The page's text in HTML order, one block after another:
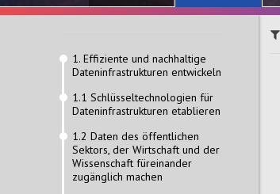
1. Effiziente und nachhaltige
Dateninfrastrukturen entwickeln
1.1 Schlüsseltechnologien für
Dateninfrastrukturen etablieren
1.2 Daten des öffentlichen
Sektors, der Wirtschaft und der
Wissenschaft füreinander
zugänglich machen